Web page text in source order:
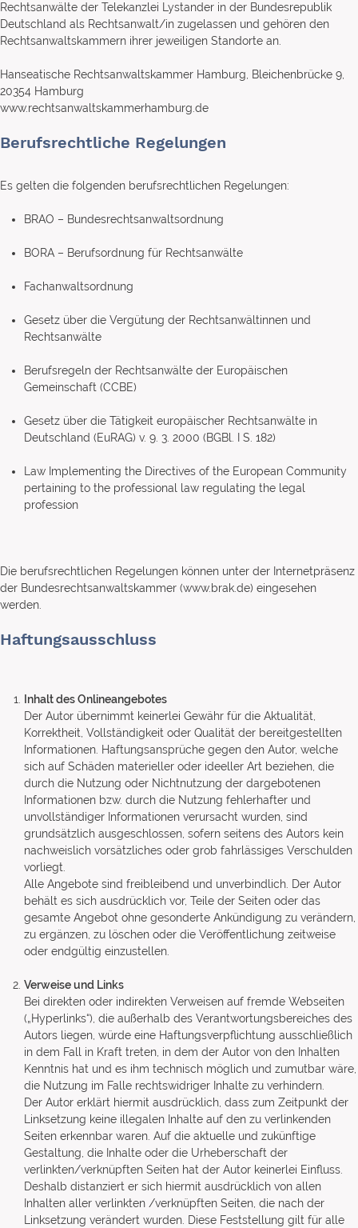
Rechtsanwälte der Telekanzlei Lystander in der Bundesrepublik
Deutschland als Rechtsanwalt/in zugelassen und gehören den
Rechtsanwaltskammern ihrer jeweiligen Standorte an.
Hanseatische Rechtsanwaltskammer Hamburg, Bleichenbrücke 9,
20354 Hamburg
www.rechtsanwaltskammerhamburg.de
Berufsrechtliche Regelungen
Es gelten die folgenden berufsrechtlichen Regelungen:
BRAO – Bundesrechtsanwaltsordnung
BORA – Berufsordnung für Rechtsanwälte
Fachanwaltsordnung
Gesetz über die Vergütung der Rechtsanwältinnen und
Rechtsanwälte
Berufsregeln der Rechtsanwälte der Europäischen
Gemeinschaft (CCBE)
Gesetz über die Tätigkeit europäischer Rechtsanwälte in
Deutschland (EuRAG) v. 9. 3. 2000 (BGBl. I S. 182)
Law Implementing the Directives of the European Community
pertaining to the professional law regulating the legal
profession
Die berufsrechtlichen Regelungen können unter der Internetpräsenz
der Bundesrechtsanwaltskammer (www.brak.de) eingesehen
werden.
Haftungsausschluss
Inhalt des Onlineangebotes
Der Autor übernimmt keinerlei Gewähr für die Aktualität,
Korrektheit, Vollständigkeit oder Qualität der bereitgestellten
Informationen. Haftungsansprüche gegen den Autor, welche
sich auf Schäden materieller oder ideeller Art beziehen, die
durch die Nutzung oder Nichtnutzung der dargebotenen
Informationen bzw. durch die Nutzung fehlerhafter und
unvollständiger Informationen verursacht wurden, sind
grundsätzlich ausgeschlossen, sofern seitens des Autors kein
nachweislich vorsätzliches oder grob fahrlässiges Verschulden
vorliegt.
Alle Angebote sind freibleibend und unverbindlich. Der Autor
behält es sich ausdrücklich vor, Teile der Seiten oder das
gesamte Angebot ohne gesonderte Ankündigung zu verändern,
zu ergänzen, zu löschen oder die Veröffentlichung zeitweise
oder endgültig einzustellen.
Verweise und Links
Bei direkten oder indirekten Verweisen auf fremde Webseiten
(„Hyperlinks“), die außerhalb des Verantwortungsbereiches des
Autors liegen, würde eine Haftungsverpflichtung ausschließlich
in dem Fall in Kraft treten, in dem der Autor von den Inhalten
Kenntnis hat und es ihm technisch möglich und zumutbar wäre,
die Nutzung im Falle rechtswidriger Inhalte zu verhindern.
Der Autor erklärt hiermit ausdrücklich, dass zum Zeitpunkt der
Linksetzung keine illegalen Inhalte auf den zu verlinkenden
Seiten erkennbar waren. Auf die aktuelle und zukünftige
Gestaltung, die Inhalte oder die Urheberschaft der
verlinkten/verknüpften Seiten hat der Autor keinerlei Einfluss.
Deshalb distanziert er sich hiermit ausdrücklich von allen
Inhalten aller verlinkten /verknüpften Seiten, die nach der
Linksetzung verändert wurden. Diese Feststellung gilt für alle